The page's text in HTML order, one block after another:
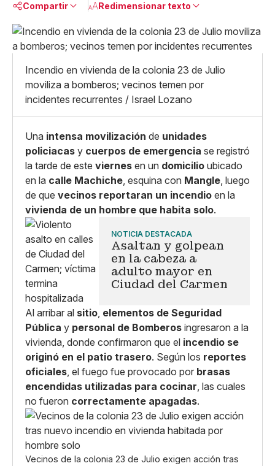
Compartir
Linkedin
Facebook
X
Whatsapp
Copiar enlace
Redimensionar texto
Mediano
Grande
Incendio en vivienda de la colonia 23 de Julio
moviliza a bomberos; vecinos temen por
incidentes recurrentes / Israel Lozano
Una intensa movilización de unidades
policiacas y cuerpos de emergencia se registró
la tarde de este viernes en un domicilio ubicado
en la calle Machiche, esquina con Mangle, luego
de que vecinos reportaran un incendio en la
vivienda de un hombre que habita solo.
NOTICIA DESTACADA
Asaltan y golpean
en la cabeza a
adulto mayor en
Ciudad del Carmen
Al arribar al sitio, elementos de Seguridad
Pública y personal de Bomberos ingresaron a la
vivienda, donde confirmaron que el incendio se
originó en el patio trasero. Según los reportes
oficiales, el fuego fue provocado por brasas
encendidas utilizadas para cocinar, las cuales
no fueron correctamente apagadas.
Vecinos de la colonia 23 de Julio exigen acción tras